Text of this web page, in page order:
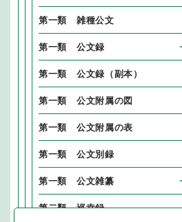
第一類 雑種公文
第一類 公文録
第一類 公文録（副本）
第一類 公文附属の図
第一類 公文附属の表
第一類 公文別録
第一類 公文雑纂
第二類 巡幸録